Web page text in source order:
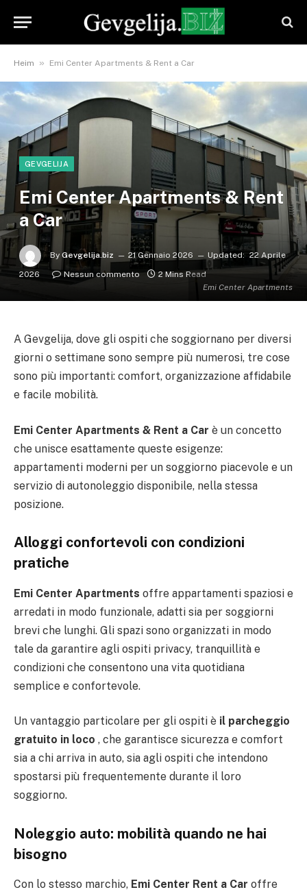
Heim » Emi Center Apartments & Rent a Car
Emi Center Apartments
GEVGELIJA
Emi Center Apartments & Rent
a Car
By Gevgelija.biz 21 Gennaio 2026 Updated: 22 Aprile
2026
Nessun commento 2 Mins Read
A Gevgelija, dove gli ospiti che soggiornano per diversi
giorni o settimane sono sempre più numerosi, tre cose
sono più importanti: comfort, organizzazione affidabile
e facile mobilità.
Emi Center Apartments & Rent a Car è un concetto
che unisce esattamente queste esigenze:
appartamenti moderni per un soggiorno piacevole e un
servizio di autonoleggio disponibile, nella stessa
posizione.
Alloggi confortevoli con condizioni
pratiche
Emi Center Apartments offre appartamenti spaziosi e
arredati in modo funzionale, adatti sia per soggiorni
brevi che lunghi. Gli spazi sono organizzati in modo
tale da garantire agli ospiti privacy, tranquillità e
condizioni che consentono una vita quotidiana
semplice e confortevole.
Un vantaggio particolare per gli ospiti è il parcheggio
gratuito in loco , che garantisce sicurezza e comfort
sia a chi arriva in auto, sia agli ospiti che intendono
spostarsi più frequentemente durante il loro
soggiorno.
Noleggio auto: mobilità quando ne hai
bisogno
Con lo stesso marchio, Emi Center Rent a Car offre